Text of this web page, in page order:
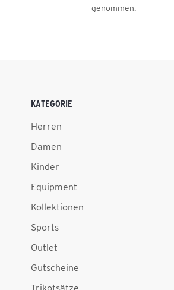
genommen.
KATEGORIE
Herren
Damen
Kinder
Equipment
Kollektionen
Sports
Outlet
Gutscheine
Trikotsätze